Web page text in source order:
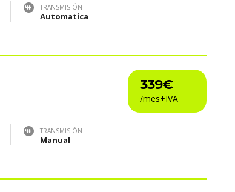
TRANSMISIÓN
Automatica
339€
TRANSMISIÓN
Manual